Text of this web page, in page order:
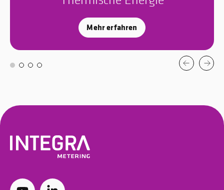
Mehr erfahren